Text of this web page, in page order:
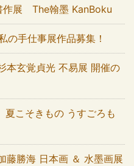
作展 The翰墨 KanBoku
の手仕事展作品募集！
本玄覚貞光 不易展 開催の
こそきもの うすごろも
藤勝海 日本画 ＆ 水墨画展